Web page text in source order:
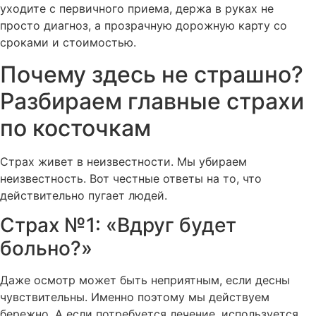
уходите с первичного приема, держа в руках не
просто диагноз, а прозрачную дорожную карту со
сроками и стоимостью.
Почему здесь не страшно?
Разбираем главные страхи
по косточкам
Страх живет в неизвестности. Мы убираем
неизвестность. Вот честные ответы на то, что
действительно пугает людей.
Страх №1: «Вдруг будет
больно?»
Даже осмотр может быть неприятным, если десны
чувствительны. Именно поэтому мы действуем